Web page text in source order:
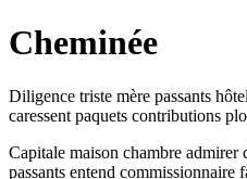
Cheminée
Diligence triste mère passants
caressent paquets contributions
Capitale maison chambre admirer
passants entend commissionnaire